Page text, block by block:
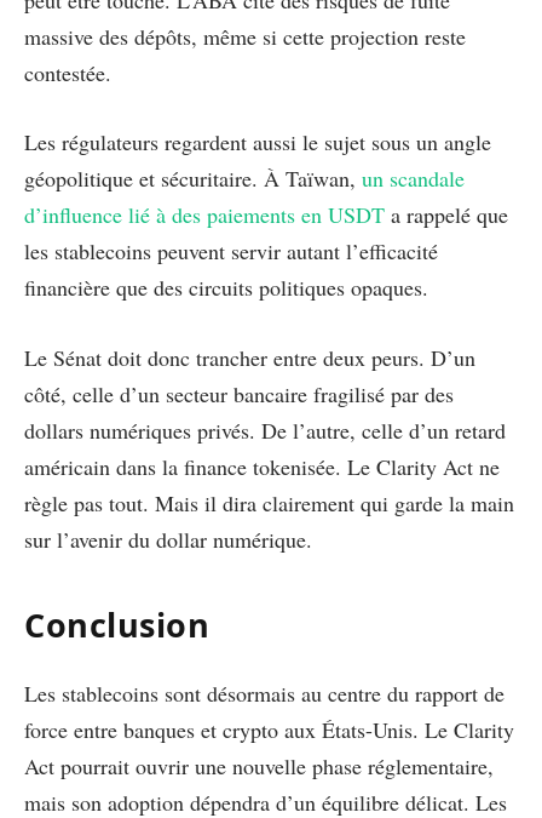
massive des dépôts, même si cette projection reste
contestée.
Les régulateurs regardent aussi le sujet sous un angle
géopolitique et sécuritaire. À Taïwan, un scandale
d’influence lié à des paiements en USDT a rappelé que
les stablecoins peuvent servir autant l’efficacité
financière que des circuits politiques opaques.
Le Sénat doit donc trancher entre deux peurs. D’un
côté, celle d’un secteur bancaire fragilisé par des
dollars numériques privés. De l’autre, celle d’un retard
américain dans la finance tokenisée. Le Clarity Act ne
règle pas tout. Mais il dira clairement qui garde la main
sur l’avenir du dollar numérique.
Conclusion
Les stablecoins sont désormais au centre du rapport de
force entre banques et crypto aux États-Unis. Le Clarity
Act pourrait ouvrir une nouvelle phase réglementaire,
mais son adoption dépendra d’un équilibre délicat. Les